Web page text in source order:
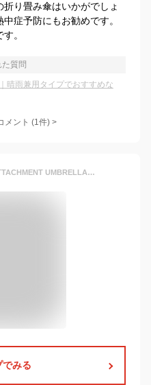
り畳み傘はいかがでしょ
症予防にもお勧めです。
。
た質問
晴雨兼用タイプでおすすめな
メント (1件) >
AIRBUGGY UV PROTECT ATTACHMENT UMBRELLA｜日傘 晴雨兼用 UVカット 遮光 紫外線対策 傘 コンパクト 持ち運び エアバギー ペット 犬 猫 お出かけ 旅行 ペットカート バギー 2025年モデル アタッチメント アンブレラ AD0014 【送料無料】【ポイント5倍】【p0731】
でみる